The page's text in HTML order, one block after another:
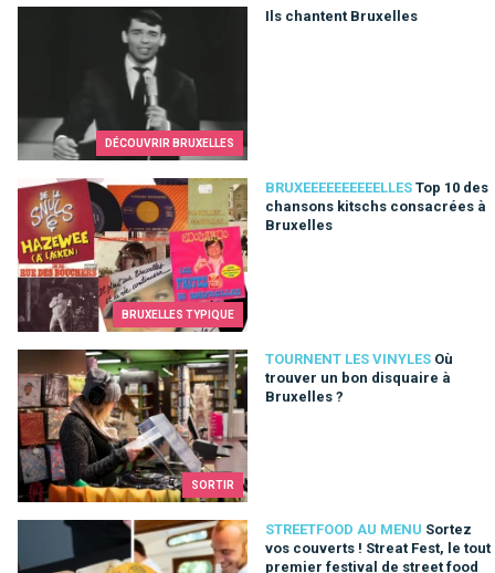
DÉCOUVRIR BRUXELLES
Ils chantent Bruxelles
Ils chantent Bruxelles
BRUXELLES TYPIQUE
BRUXEEEEEEEEEELLES Top 10 des
chansons kitschs consacrées à
Bruxelles
Top 10 des chansons kitschs consacrées à Bruxelles
SORTIR
TOURNENT LES VINYLES Où
trouver un bon disquaire à
Bruxelles ?
Où trouver un bon disquaire à Bruxelles ?
STREETFOOD AU MENU Sortez
vos couverts ! Streat Fest, le tout
premier festival de street food
Sortez vos couverts ! Streat Fest, le tout premier festival de